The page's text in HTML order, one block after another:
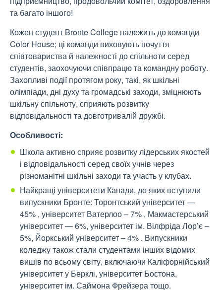
та багато іншого!
Кожен студент Bronte College належить до команди
Color House; ці команди виховують почуття
співтовариства й належності до спільноти серед
студентів, заохочуючи співпрацю та командну роботу.
Захопливі події протягом року, такі, як шкільні
олімпіади, дні духу та громадські заходи, зміцнюють
шкільну спільноту, сприяють розвитку
відповідальності та довготривалій дружбі.
Особливості:
Школа активно сприяє розвитку лідерських якостей
і відповідальності серед своїх учнів через
різноманітні шкільні заходи та участь у клубах.
Найкращі університети Канади, до яких вступили
випускники Бронте: Торонтський університет —
45% , університет Ватерлоо – 7% , Макмастерський
університет — 6%, університет ім. Вілфріда Лор’є –
5%, Йоркський університет – 4% . Випускники
коледжу також стали студентами інших відомих
вишів по всьому світу, включаючи Каліфорнійський
університет у Берклі, університет Бостона,
університет ім. Саймона Фрейзера тощо.